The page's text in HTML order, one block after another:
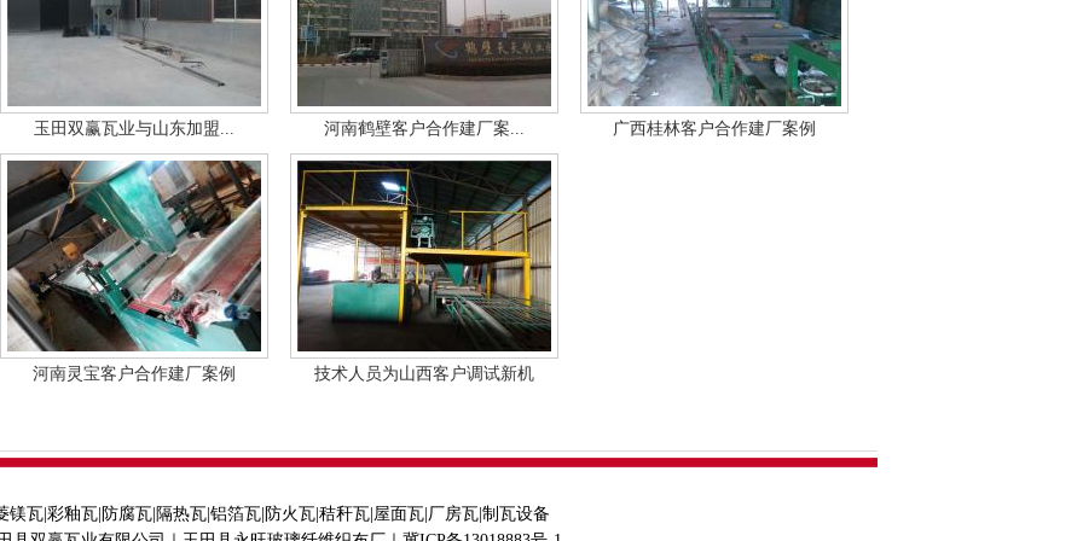
玉田双赢瓦业与山东加盟... 河南鹤壁客户合作建厂案... 广西桂林客户合作建厂案例
河南灵宝客户合作建厂案例 技术人员为山西客户调试新机
镁瓦|彩釉瓦|防腐瓦|隔热瓦|铝箔瓦|防火瓦|秸秆瓦|屋面瓦|厂房瓦|制瓦设备